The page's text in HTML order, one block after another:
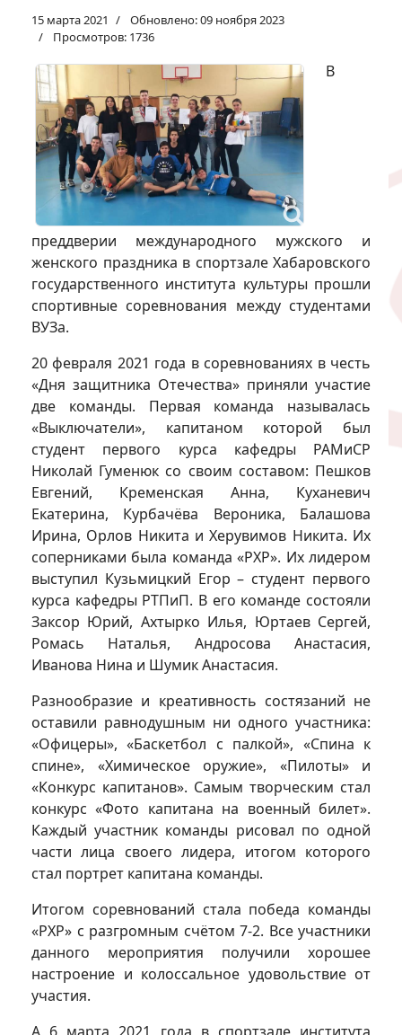
15 марта 2021
Обновлено: 09 ноября 2023
Просмотров: 1736
В
преддверии международного мужского и
женского праздника в спортзале Хабаровского
государственного института культуры прошли
спортивные соревнования между студентами
ВУЗа.
20 февраля 2021 года в соревнованиях в честь
«Дня защитника Отечества» приняли участие
две команды. Первая команда называлась
«Выключатели», капитаном которой был
студент первого курса кафедры РАМиСР
Николай Гуменюк со своим составом: Пешков
Евгений, Кременская Анна, Куханевич
Екатерина, Курбачёва Вероника, Балашова
Ирина, Орлов Никита и Херувимов Никита. Их
соперниками была команда «РХР». Их лидером
выступил Кузьмицкий Егор – студент первого
курса кафедры РТПиП. В его команде состояли
Заксор Юрий, Ахтырко Илья, Юртаев Сергей,
Ромась Наталья, Андросова Анастасия,
Иванова Нина и Шумик Анастасия.
Разнообразие и креативность состязаний не
оставили равнодушным ни одного участника:
«Офицеры», «Баскетбол с палкой», «Спина к
спине», «Химическое оружие», «Пилоты» и
«Конкурс капитанов». Самым творческим стал
конкурс «Фото капитана на военный билет».
Каждый участник команды рисовал по одной
части лица своего лидера, итогом которого
стал портрет капитана команды.
Итогом соревнований стала победа команды
«РХР» с разгромным счётом 7-2. Все участники
данного мероприятия получили хорошее
настроение и колоссальное удовольствие от
участия.